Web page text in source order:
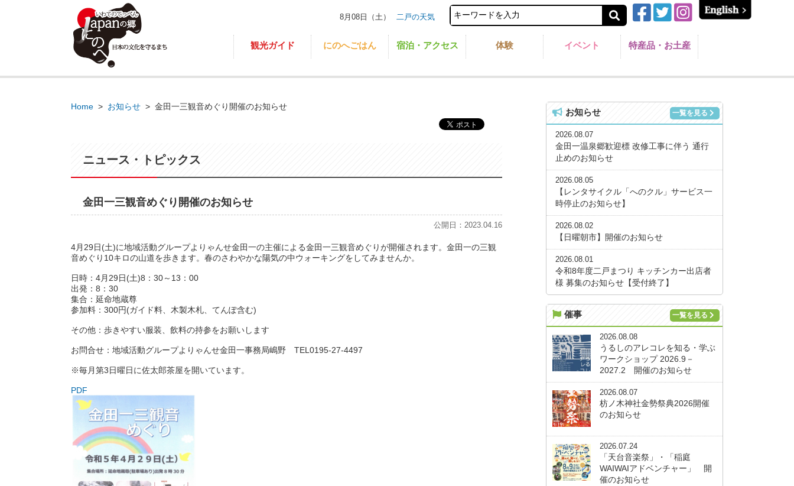
8月08日（土） 二戸の天気
観光ガイド にのへごはん 宿泊・アクセス 体験 イベント 特産品・お土産
Home > お知らせ > 金田一三観音めぐり開催のお知らせ
ニュース・トピックス
金田一三観音めぐり開催のお知らせ
公開日：2023.04.16
4月29日(土)に地域活動グループよりゃんせ金田一の主催による金田一三観音めぐりが開催されます。金田一の三観
音めぐり10キロの山道を歩きます。春のさわやかな陽気の中ウォーキングをしてみませんか。
日時：4月29日(土)8：30～13：00
出発：8：30
集合：延命地蔵尊
参加料：300円(ガイド料、木製木札、てんぽ含む)
その他：歩きやすい服装、飲料の持参をお願いします
お問合せ：地域活動グループよりゃんせ金田一事務局嶋野 TEL0195-27-4497
※毎月第3日曜日に佐太郎茶屋を開いています。
PDF
お知らせ 一覧を見る
2026.08.07
金田一温泉郷歓迎標 改修工事に伴う 通行
止めのお知らせ
2026.08.05
【レンタサイクル「へのクル」サービス一
時停止のお知らせ】
2026.08.02
【日曜朝市】開催のお知らせ
2026.08.01
令和8年度二戸まつり キッチンカー出店者
様 募集のお知らせ【受付終了】
催事 一覧を見る
2026.08.08
うるしのアレコレを知る・学ぶ
ワークショップ 2026.9－
2027.2 開催のお知らせ
2026.08.07
枋ノ木神社金勢祭典2026開催
のお知らせ
2026.07.24
「天台音楽祭」・「稲庭
WAIWAIアドベンチャー」 開
催のお知らせ